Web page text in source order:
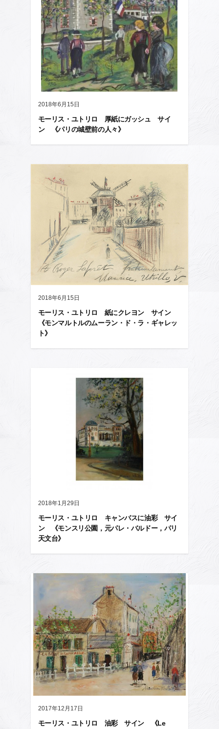
2018年6月15日
モーリス・ユトリロ 厚紙にガッシュ サイ
ン 《パリの城壁前の人々》
2018年6月15日
モーリス・ユトリロ 紙にクレヨン サイン
《モンマルトルのムーラン・ド・ラ・ギャレッ
ト》
2018年1月29日
モーリス・ユトリロ キャンバスに油彩 サイ
ン 《モンスリ公園，元パレ・バルドー，パリ
天文台》
2017年12月17日
モーリス・ユトリロ 油彩 サイン 《Le